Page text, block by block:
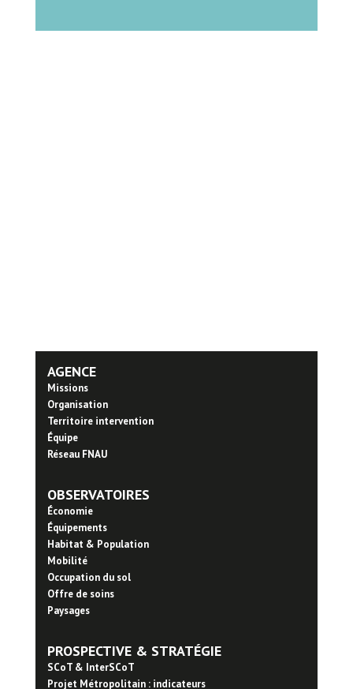
AGENCE
Missions
Organisation
Territoire intervention
Équipe
Réseau FNAU
OBSERVATOIRES
Économie
Équipements
Habitat & Population
Mobilité
Occupation du sol
Offre de soins
Paysages
PROSPECTIVE & STRATÉGIE
SCoT & InterSCoT
Projet Métropolitain : indicateurs